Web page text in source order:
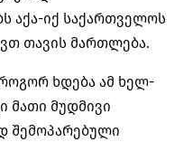
აქა-იქ საქართველოს
თავის მართლება.
როგორ ხდება ამ ხელ-
მათი მუდმივი
შემოპარებული